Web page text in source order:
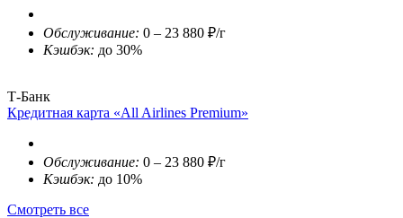
Обслуживание: 0 – 23 880 ₽/г
Кэшбэк: до 30%
Т-Банк
Кредитная карта «All Airlines Premium»
Обслуживание: 0 – 23 880 ₽/г
Кэшбэк: до 10%
Смотреть все